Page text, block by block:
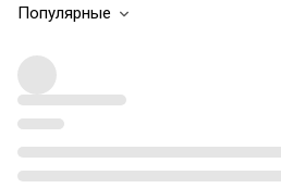
Популярные